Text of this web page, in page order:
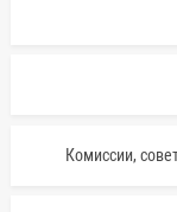
Комиссии,